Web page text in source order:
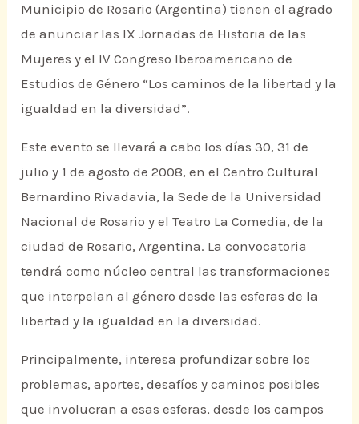
Municipio de Rosario (Argentina) tienen el agrado
de anunciar las IX Jornadas de Historia de las
Mujeres y el IV Congreso Iberoamericano de
Estudios de Género “Los caminos de la libertad y la
igualdad en la diversidad”.
Este evento se llevará a cabo los días 30, 31 de
julio y 1 de agosto de 2008, en el Centro Cultural
Bernardino Rivadavia, la Sede de la Universidad
Nacional de Rosario y el Teatro La Comedia, de la
ciudad de Rosario, Argentina. La convocatoria
tendrá como núcleo central las transformaciones
que interpelan al género desde las esferas de la
libertad y la igualdad en la diversidad.
Principalmente, interesa profundizar sobre los
problemas, aportes, desafíos y caminos posibles
que involucran a esas esferas, desde los campos